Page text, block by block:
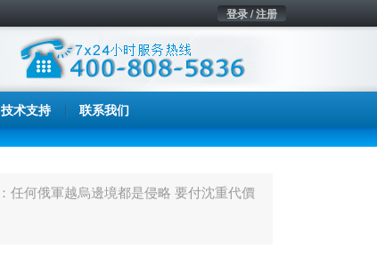
登录 / 注册
技术支持 联系我们
任何俄軍越烏邊境都是侵略 要付沈重代價